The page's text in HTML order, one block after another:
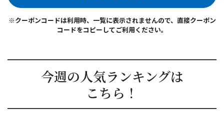
※クーポンコードは利用時、一覧に表示されませんので、直接クーポン
コードをコピーしてご利用ください。
今週の人気ランキングは
こちら！